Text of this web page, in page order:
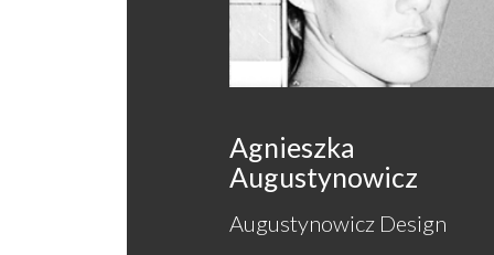
Agnieszka
Augustynowicz
Augustynowicz Design